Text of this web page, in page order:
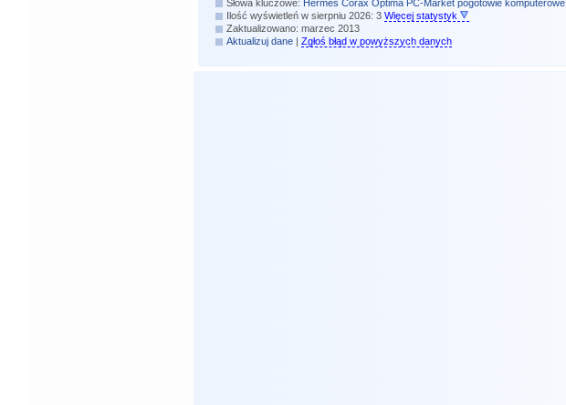
Słowa kluczowe: Hermes Corax Optima PC-Market pogotowie komputerowe
Ilość wyświetleń w sierpniu 2026: 3 Więcej statystyk
Zaktualizowano: marzec 2013
Aktualizuj dane| Zgłoś błąd w powyższych danych